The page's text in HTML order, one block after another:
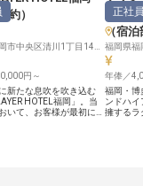
費も会社
213,000
の賞与
年間休
充実して
も大切に
輩スタ
で、未経
を築ける
09日時点
約）
円～
新たな息吹を吹き込む
HOTEL福岡」。当
いて、お客様が最初に触
（マネ
（宿泊
正社員
福岡県福
年俸／
福岡・博
ンドハ
擁するラ